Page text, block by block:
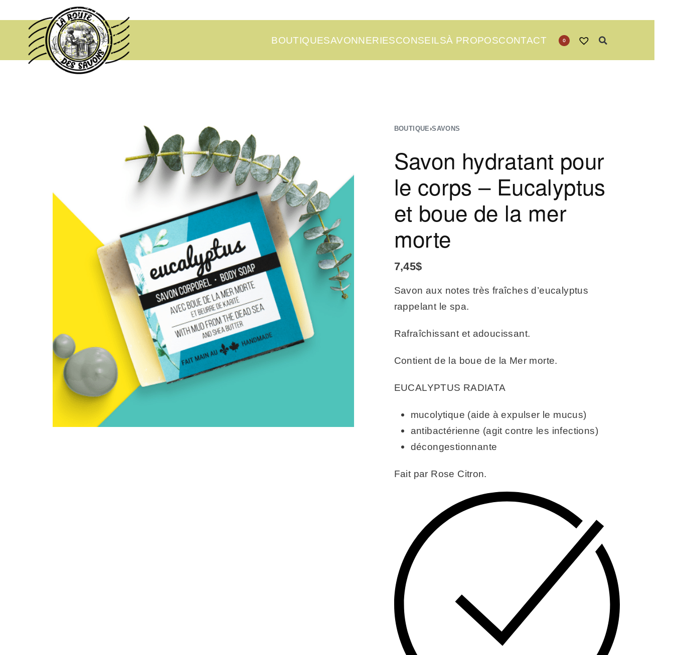
BOUTIQUESAVONNERIESCONSEILSÀ PROPOSCONTACT 0
BOUTIQUE›SAVONS
Savon hydratant pour
le corps – Eucalyptus
et boue de la mer
morte
7,45$
Savon aux notes très fraîches d’eucalyptus
rappelant le spa.
Rafraîchissant et adoucissant.
Contient de la boue de la Mer morte.
EUCALYPTUS RADIATA
mucolytique (aide à expulser le mucus)
antibactérienne (agit contre les infections)
décongestionnante
Fait par Rose Citron.